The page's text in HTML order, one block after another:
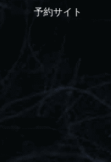
予約サイト